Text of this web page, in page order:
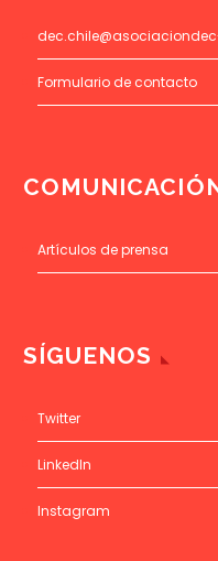
Formulario de contacto
Artículos de prensa
SÍGUENOS
Twitter
LinkedIn
Instagram